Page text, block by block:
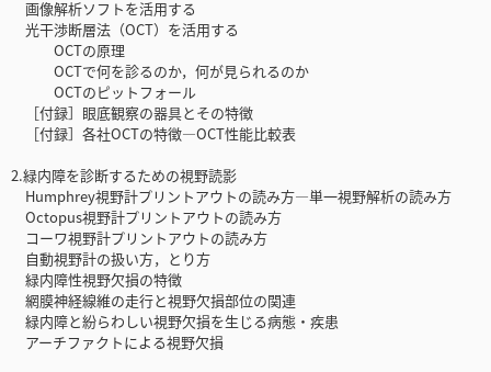
画像解析ソフトを活用する
光干渉断層法（OCT）を活用する
OCTの原理
OCTで何を診るのか，何が見られるのか
OCTのピットフォール
［付録］眼底観察の器具とその特徴
［付録］各社OCTの特徴—OCT性能比較表
2.緑内障を診断するための視野読影
Humphrey視野計プリントアウトの読み方—単一視野解析の読み方
Octopus視野計プリントアウトの読み方
コーワ視野計プリントアウトの読み方
自動視野計の扱い方，とり方
緑内障性視野欠損の特徴
網膜神経線維の走行と視野欠損部位の関連
緑内障と紛らわしい視野欠損を生じる病態・疾患
アーチファクトによる視野欠損